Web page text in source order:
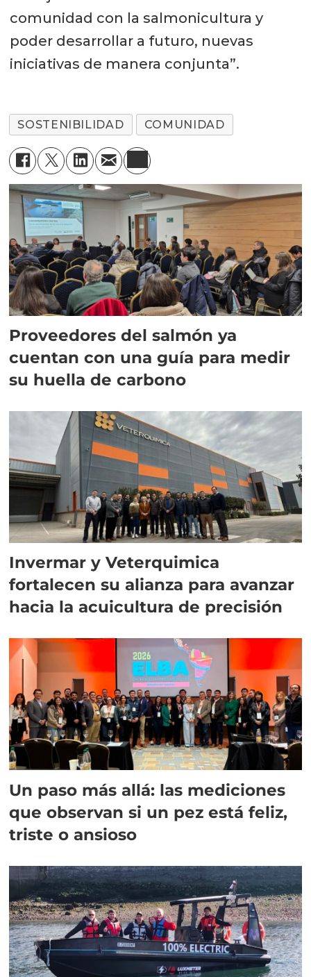
comunidad con la salmonicultura y
poder desarrollar a futuro, nuevas
iniciativas de manera conjunta”.
SOSTENIBILIDAD COMUNIDAD
Proveedores del salmón ya
cuentan con una guía para medir
su huella de carbono
Invermar y Veterquimica
fortalecen su alianza para avanzar
hacia la acuicultura de precisión
Un paso más allá: las mediciones
que observan si un pez está feliz,
triste o ansioso